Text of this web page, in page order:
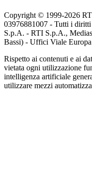
Copyright © 1999-2026
03976881007 - Tutti i
S.p.A. - RTI S.p.A.,
Bassi) - Uffici Viale
Rispetto ai contenuti e ai
vietata ogni utilizzazione
intelligenza artificiale
utilizzare mezzi